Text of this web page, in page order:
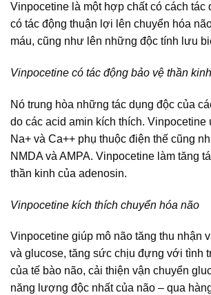
Vinpocetine là một hợp chất có cách tác
có tác động thuận lợi lên chuyển hóa
máu, cũng như lên những độc tính lưu
Vinpocetine có tác động bảo vệ thần kinh
Nó trung hòa những tác dụng độc của
do các acid amin kích thích. Vinpocetine
Na+ và Ca++ phụ thuộc điện thế cũng
NMDA và AMPA. Vinpocetine làm tăng
thần kinh của adenosin.
Vinpocetine kích thích chuyển hóa não
Vinpocetine giúp mô não tăng thu nhận
và glucose, tăng sức chịu đựng với tình
của tế bào não, cải thiện vận chuyển
năng lượng độc nhất của não – qua